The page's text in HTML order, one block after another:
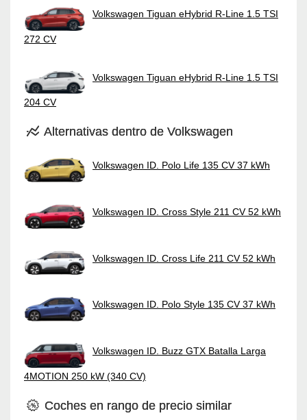
Volkswagen Tiguan eHybrid R-Line 1.5 TSI
272 CV
Volkswagen Tiguan eHybrid R-Line 1.5 TSI
204 CV
Alternativas dentro de Volkswagen
Volkswagen ID. Polo Life 135 CV 37 kWh
Volkswagen ID. Cross Style 211 CV 52 kWh
Volkswagen ID. Cross Life 211 CV 52 kWh
Volkswagen ID. Polo Style 135 CV 37 kWh
Volkswagen ID. Buzz GTX Batalla Larga
4MOTION 250 kW (340 CV)
Coches en rango de precio similar